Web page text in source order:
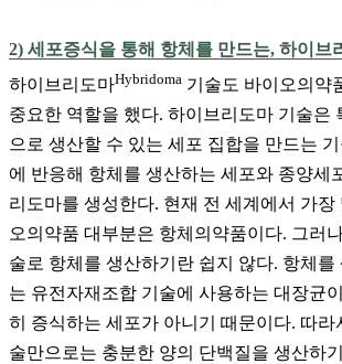
2) 세포증식을 통해 항체를 만드는, 하이브
하이브리도마Hybridoma 기술도 바이오의약
중요한 역할을 했다. 하이브리도마 기술은
으로 생산할 수 있는 세포 집합을 만드는
에 반응해 항체를 생산하는 세포와 종양세
리도마를 생성한다. 현재 전 세계에서 가장
오의약품 대부분은 항체의약품이다. 그러
술로 항체를 생산하기란 쉽지 않다. 항체를
는 유전자재조합 기술에 사용하는 대장균
히 증식하는 세포가 아니기 때문이다. 따라
술만으로는 충분한 양의 단백질을 생산하